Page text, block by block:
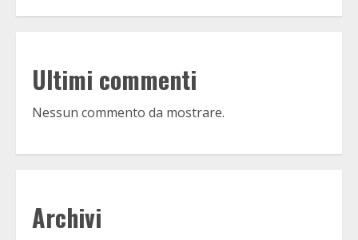
Ultimi commenti
Nessun commento da mostrare.
Archivi